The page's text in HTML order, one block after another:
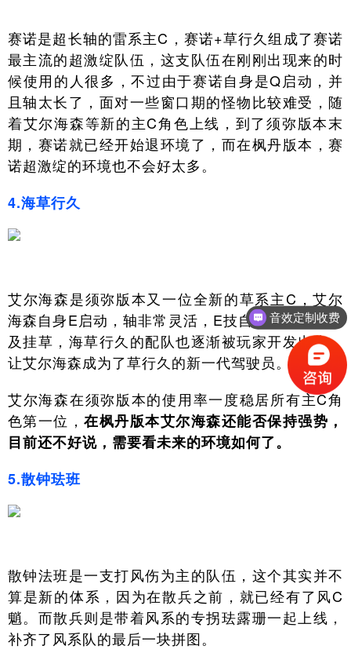
赛诺是超长轴的雷系主C，赛诺+草行久组成了赛诺
最主流的超激绽队伍，这支队伍在刚刚出现来的时
候使用的人很多，不过由于赛诺自身是Q启动，并
且轴太长了，面对一些窗口期的怪物比较难受，随
着艾尔海森等新的主C角色上线，到了须弥版本末
期，赛诺就已经开始退环境了，而在枫丹版本，赛
诺超激绽的环境也不会好太多。
4.海草行久
艾尔海森是须弥版本又一位全新的草系主C，艾尔
海森自身E启动，轴非常灵活，E技自带多段伤害以
及挂草，海草行久的配队也逐渐被玩家开发出来，
让艾尔海森成为了草行久的新一代驾驶员。
艾尔海森在须弥版本的使用率一度稳居所有主C角
色第一位，在枫丹版本艾尔海森还能否保持强势，
目前还不好说，需要看未来的环境如何了。
5.散钟珐班
散钟法班是一支打风伤为主的队伍，这个其实并不
算是新的体系，因为在散兵之前，就已经有了风C
魈。而散兵则是带着风系的专拐珐露珊一起上线，
补齐了风系队的最后一块拼图。
音效定制收费